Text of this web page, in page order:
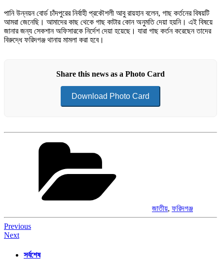
পানি উন্নয়ন বোর্ড চাঁদপুরের নির্বাহী প্রকৌশলী আবু রায়হান বলেন, গাছ কর্তনের বিষয়টি
আমরা জেনেছি। আমাদের কাছ থেকে গাছ কাটার কোন অনুমতি দেয়া হয়নি। এই বিষয়ে
জানার জন্য সেকশান অফিসারকে নির্দেশ দেয়া হয়েছে। যারা গাছ কর্তন করেছেন তাদের
বিরুদ্ধে ফরিদগঞ্জ থানায় মামলা করা হবে।
Share this news as a Photo Card
Download Photo Card
জাতীয়, ফরিদগঞ্জ
Post
navigation
Previous
Next
সর্বশেষ